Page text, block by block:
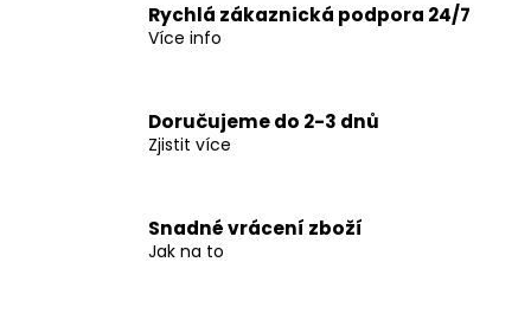
Rychlá zákaznická podpora 24/7
Více info
Doručujeme do 2-3 dnů
Zjistit více
Snadné vrácení zboží
Jak na to